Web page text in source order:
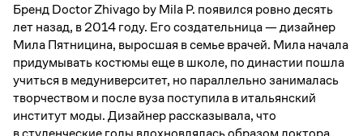
Бренд Doctor Zhivago by Mila P. появился ровно десять
лет назад, в 2014 году. Его создательница — дизайнер
Мила Пятницина, выросшая в семье врачей. Мила начала
придумывать костюмы еще в школе, по династии пошла
учиться в медуниверситет, но параллельно занималась
творчеством и после вуза поступила в итальянский
институт моды. Дизайнер рассказывала, что